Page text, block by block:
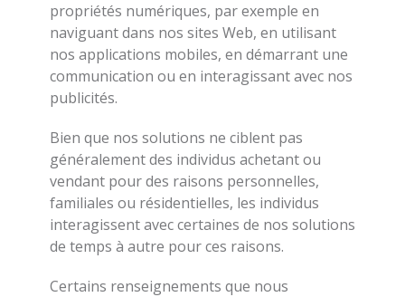
propriétés numériques, par exemple en
naviguant dans nos sites Web, en utilisant
nos applications mobiles, en démarrant une
communication ou en interagissant avec nos
publicités.
Bien que nos solutions ne ciblent pas
généralement des individus achetant ou
vendant pour des raisons personnelles,
familiales ou résidentielles, les individus
interagissent avec certaines de nos solutions
de temps à autre pour ces raisons.
Certains renseignements que nous